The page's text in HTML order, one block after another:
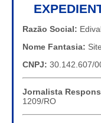
Razão Social:
Nome Fantasia:
CNPJ: 30.142.607/
Jornalista
1209/RO